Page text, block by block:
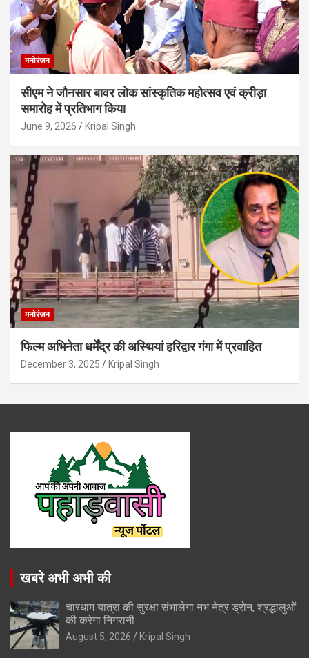
मनोरंजन
सीएम ने जौनसार बावर लोक सांस्कृतिक महोत्सव एवं क्रीड़ा
समारोह में प्रतिभाग किया
June 9, 2026 Kripal Singh
मनोरंजन
फिल्म अभिनेता धर्मेंद्र की अस्थियां हरिद्वार गंगा में प्रवाहित
December 3, 2025 Kripal Singh
खबरे अभी अभी की
चारधाम यात्रा की सुरक्षा संभालेगा नभ नेत्र ड्रोन, श्रद्धालुओं
की करेगा निगरानी
August 5, 2026 Kripal Singh